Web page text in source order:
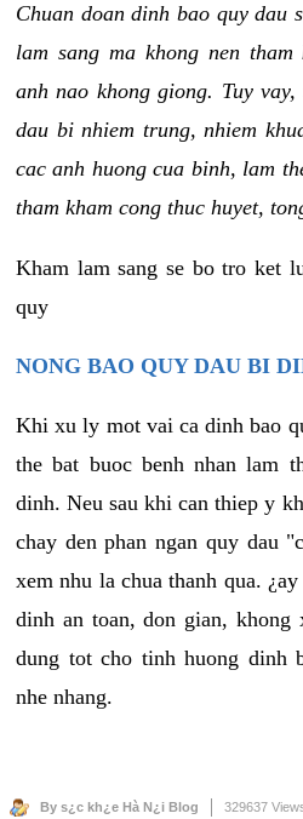
Chuan doan dinh bao quy dau
lam sang ma khong nen
anh nao khong giong. Tuy
dau bi nhiem trung, nhiem
cac anh huong cua binh, lam
tham kham cong thuc huyet,
Kham lam sang se bo tro ket
quy
NONG BAO QUY DAU BI
Khi xu ly mot vai ca dinh bao
the bat buoc benh nhan lam
dinh. Neu sau khi can thiep y
chay den phan ngan quy dau
xem nhu la chua thanh qua.
dinh an toan, don gian,
dung tot cho tinh huong dinh
nhe nhang.
By s¿c kh¿e Hà N¿i Blog 329637